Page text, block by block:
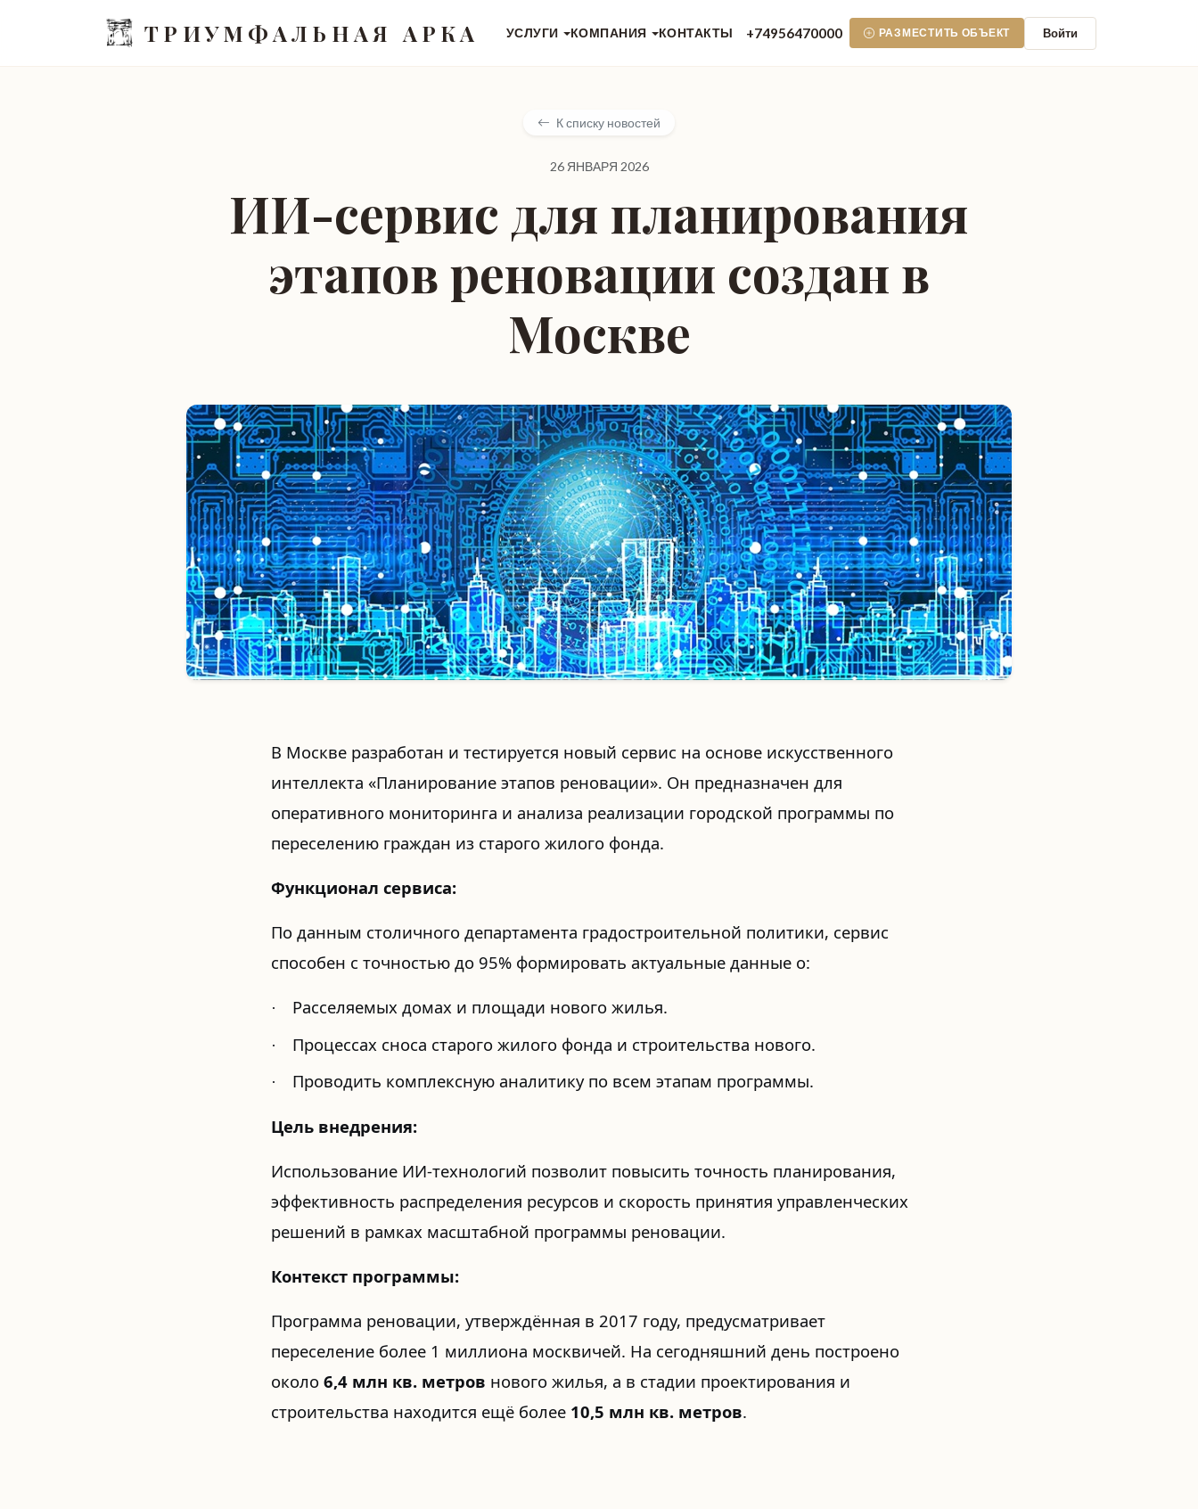
ТРИУМФАЛЬНАЯ АРКА УСЛУГИ КОМПАНИЯ КОНТАКТЫ +74956470000 РАЗМЕСТИТЬ ОБЪЕКТ Войти
К списку новостей
26 ЯНВАРЯ 2026
ИИ-сервис для планирования
этапов реновации создан в
Москве
В Москве разработан и тестируется новый сервис на основе искусственного
интеллекта «Планирование этапов реновации». Он предназначен для
оперативного мониторинга и анализа реализации городской программы по
переселению граждан из старого жилого фонда.
Функционал сервиса:
По данным столичного департамента градостроительной политики, сервис
способен с точностью до 95% формировать актуальные данные о:
· Расселяемых домах и площади нового жилья.
· Процессах сноса старого жилого фонда и строительства нового.
· Проводить комплексную аналитику по всем этапам программы.
Цель внедрения:
Использование ИИ-технологий позволит повысить точность планирования,
эффективность распределения ресурсов и скорость принятия управленческих
решений в рамках масштабной программы реновации.
Контекст программы:
Программа реновации, утверждённая в 2017 году, предусматривает
переселение более 1 миллиона москвичей. На сегодняшний день построено
около 6,4 млн кв. метров нового жилья, а в стадии проектирования и
строительства находится ещё более 10,5 млн кв. метров.